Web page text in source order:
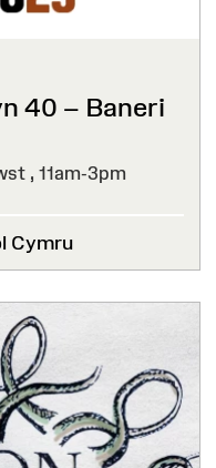
40 – Baneri
, 11am-3pm
Cymru